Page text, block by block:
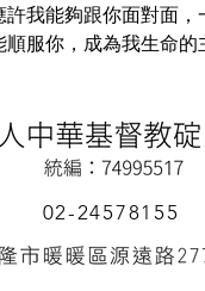
我能夠跟你面對面
服你，成為我生命
02-24578155